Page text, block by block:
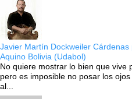
Javier Martín Dockweiler
Aquino Bolivia (Udabol)
No quiere mostrar lo bien que vive
pero es imposible no posar los
al...